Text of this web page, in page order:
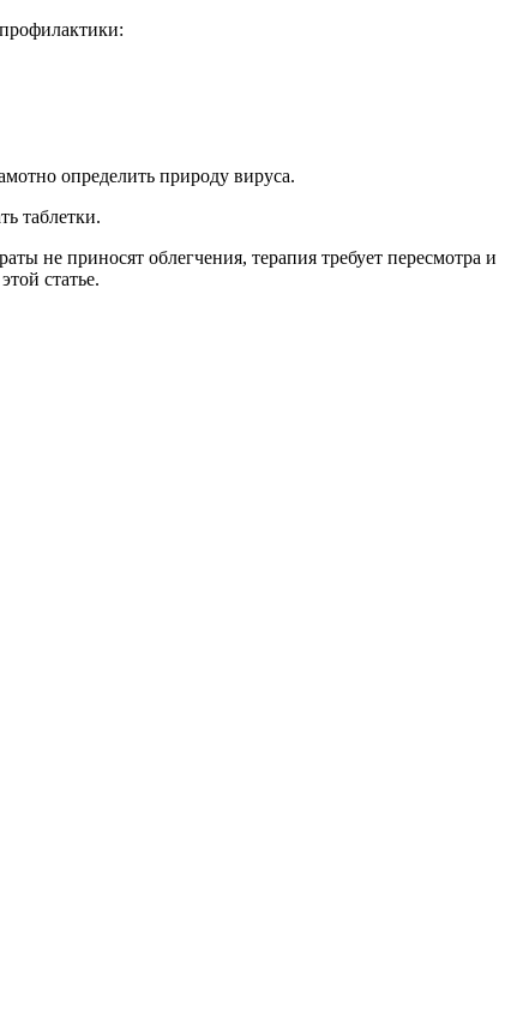
определить природу вируса.
таблетки.
не приносят облегчения, терапия требует пересмотра и
статье.